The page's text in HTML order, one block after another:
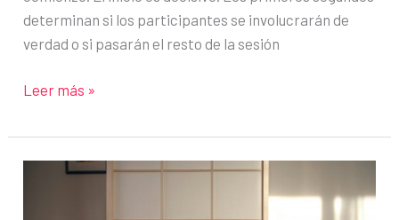
determinan si los participantes se involucrarán de
verdad o si pasarán el resto de la sesión
Cómo
una
presentación
Leer más »